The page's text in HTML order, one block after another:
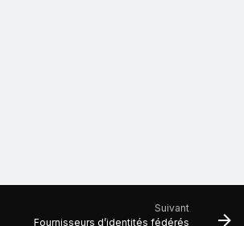
Suivant
Fournisseurs d’identités fédérés